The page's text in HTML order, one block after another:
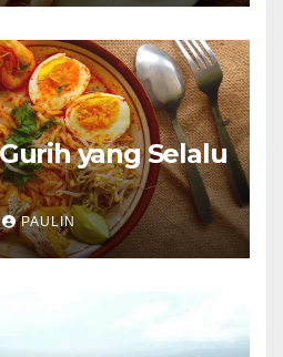
yang Selalu
PAULIN